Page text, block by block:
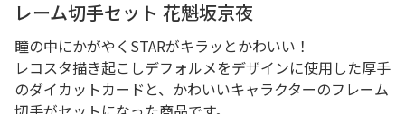
レーム切手セット 花魁坂京夜
瞳の中にかがやくSTARがキラッとかわいい！
レコスタ描き起こしデフォルメをデザインに使用した厚手
のダイカットカードと、かわいいキャラクターのフレーム